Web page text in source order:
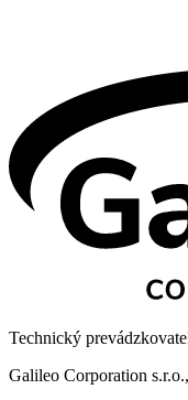
Technický
Galileo Corporation